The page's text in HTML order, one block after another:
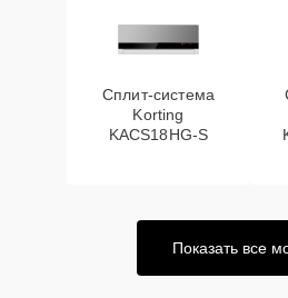
Сплит-система
Korting
KACS18HG-S
Показать все